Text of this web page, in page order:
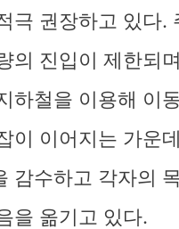
극 권장하고 있다.
의 진입이 제한되
하철을 이용해 이
이 이어지는 가운
감수하고 각자의
을 옮기고 있다.